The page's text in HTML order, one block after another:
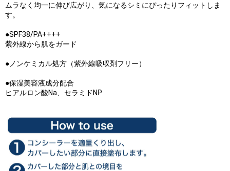
ムラなく均一に伸び広がり、気になるシミにぴったりフィットしま
す。
●SPF38/PA++++
紫外線から肌をガード
●ノンケミカル処方（紫外線吸収剤フリー）
●保湿美容液成分配合
ヒアルロン酸Na、セラミドNP